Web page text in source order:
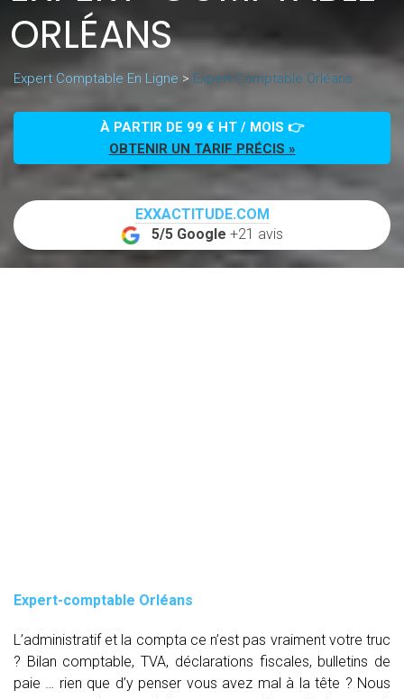
ORLÉANS
Expert Comptable En Ligne > Expert-Comptable Orléans
À PARTIR DE 99 € HT / MOIS 👉
OBTENIR UN TARIF PRÉCIS »
EXXACTITUDE.COM
5/5 Google +21 avis
Expert-comptable Orléans
L’administratif et la compta ce n’est pas vraiment votre truc
? Bilan comptable, TVA, déclarations fiscales, bulletins de
paie … rien que d’y penser vous avez mal à la tête ? Nous